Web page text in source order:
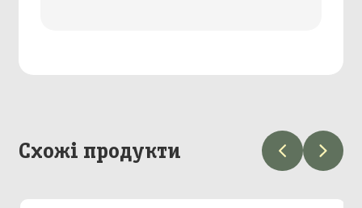
Схожі продукти